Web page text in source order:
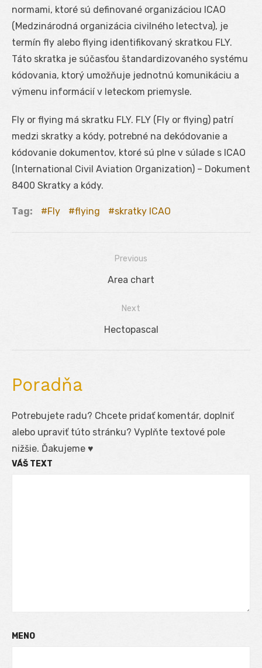
normami, ktoré sú definované organizáciou ICAO
(Medzinárodná organizácia civilného letectva), je
termín fly alebo flying identifikovaný skratkou FLY.
Táto skratka je súčasťou štandardizovaného systému
kódovania, ktorý umožňuje jednotnú komunikáciu a
výmenu informácií v leteckom priemysle.
Fly or flying má skratku FLY. FLY (Fly or flying) patrí
medzi skratky a kódy, potrebné na dekódovanie a
kódovanie dokumentov, ktoré sú plne v súlade s ICAO
(International Civil Aviation Organization) – Dokument
8400 Skratky a kódy.
Tag: Fly flying skratky ICAO
Previous
Previous
Area chart
Next
Next
Hectopascal
Poradňa
Potrebujete radu? Chcete pridať komentár, doplniť
alebo upraviť túto stránku? Vyplňte textové pole
nižšie. Ďakujeme ♥
VÁŠ TEXT
MENO